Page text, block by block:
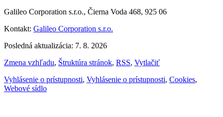
Galileo Corporation s.r.o., Čierna Voda 468, 925 06
Kontakt: Galileo Corporation s.r.o.
Posledná aktualizácia: 7. 8. 2026
Zmena vzhľadu, Štruktúra stránok, RSS, Vytlačiť
Vyhlásenie o prístupnosti, Vyhlásenie o prístupnosti, Cookies,
Webové sídlo